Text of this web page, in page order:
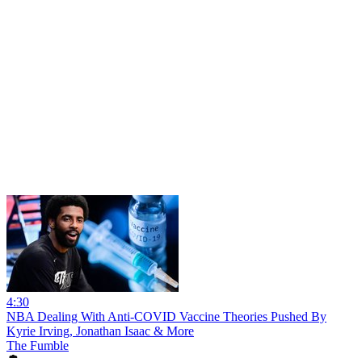
4:30
NBA Dealing With Anti-COVID Vaccine Theories Pushed By
Kyrie Irving, Jonathan Isaac & More
The Fumble